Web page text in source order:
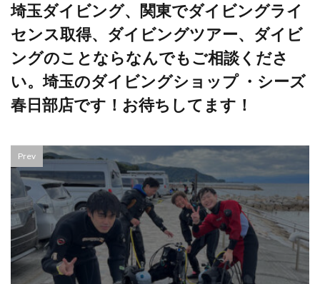
埼玉ダイビング、関東でダイビングライ
センス取得、ダイビングツアー、ダイビ
ングのことならなんでもご相談くださ
い。埼玉のダイビングショップ ・シーズ
春日部店です！お待ちしてます！
Prev